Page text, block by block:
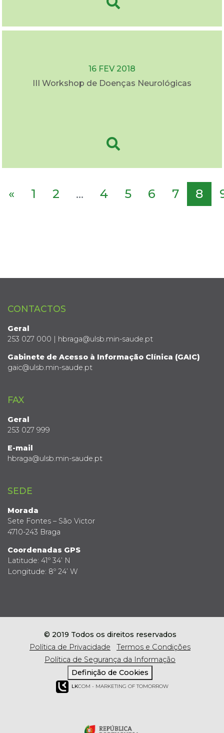
16 FEV 2018
III Workshop de Doenças Neurológicas
« 1 2 ... 4 5 6 7 8
CONTACTOS
Geral
253 027 000 | hbraga@ulsb.min-saude.pt
Gabinete de Acesso à Informação Clínica (GAIC)
gaic@ulsb.min-saude.pt
FAX
Geral
253 027 999
E-mail
hbraga@ulsb.min-saude.pt
SEDE
Morada
Sete Fontes – São Victor
4710-243 Braga
Coordenadas GPS
Latitude: 41º 34’ N
Longitude: 8º 24’ W
© 2019 Todos os direitos reservados
Política de Privacidade
Termos e Condições
Política de Segurança da Informação
Definição de Cookies
LKCOM - MARKETING OF TOMORROW